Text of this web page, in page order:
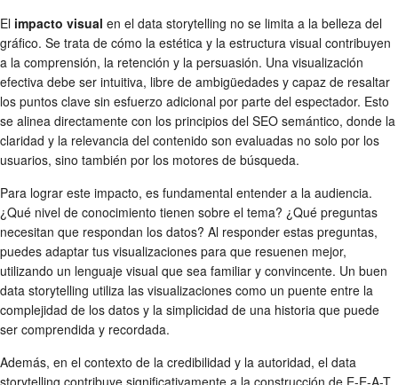
El impacto visual en el data storytelling no se limita a la belleza del
gráfico. Se trata de cómo la estética y la estructura visual contribuyen
a la comprensión, la retención y la persuasión. Una visualización
efectiva debe ser intuitiva, libre de ambigüedades y capaz de resaltar
los puntos clave sin esfuerzo adicional por parte del espectador. Esto
se alinea directamente con los principios del SEO semántico, donde la
claridad y la relevancia del contenido son evaluadas no solo por los
usuarios, sino también por los motores de búsqueda.
Para lograr este impacto, es fundamental entender a la audiencia.
¿Qué nivel de conocimiento tienen sobre el tema? ¿Qué preguntas
necesitan que respondan los datos? Al responder estas preguntas,
puedes adaptar tus visualizaciones para que resuenen mejor,
utilizando un lenguaje visual que sea familiar y convincente. Un buen
data storytelling utiliza las visualizaciones como un puente entre la
complejidad de los datos y la simplicidad de una historia que puede
ser comprendida y recordada.
Además, en el contexto de la credibilidad y la autoridad, el data
storytelling contribuye significativamente a la construcción de E-E-A-T